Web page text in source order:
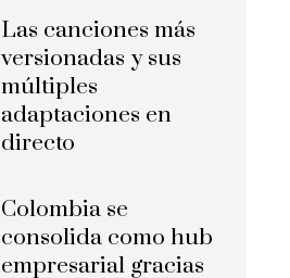
Las canciones más
versionadas y sus
múltiples
adaptaciones en
directo
Colombia se
consolida como hub
empresarial gracias